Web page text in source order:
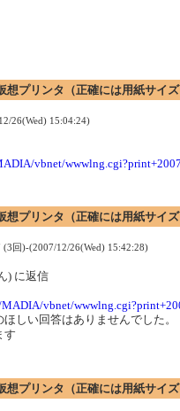
想プリンタ（正確には用紙サイ
26(Wed) 15:04:24)
vbnet/
想プリンタ（正確には用紙サイ
(3回)-(2007/12/26(Wed) 15:42:28)
) に返信
vbnet/
しい回答はありませんでした。
す
想プリンタ（正確には用紙サイ